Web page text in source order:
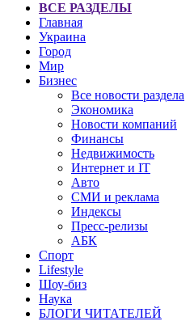
ВСЕ РАЗДЕЛЫ
Главная
Украина
Город
Мир
Бизнес
Все новости раздела
Экономика
Новости компаний
Финансы
Недвижимость
Интернет и IT
Авто
СМИ и реклама
Индексы
Пресс-релизы
АБК
Спорт
Lifestyle
Шоу-биз
Наука
БЛОГИ ЧИТАТЕЛЕЙ